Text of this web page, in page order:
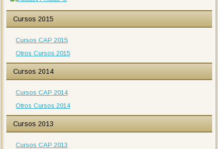
Cursos 2015
Cursos CAP 2015
Otros Cursos 2015
Cursos 2014
Cursos CAP 2014
Otros Cursos 2014
Cursos 2013
Cursos CAP 2013